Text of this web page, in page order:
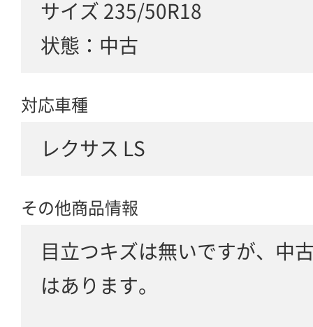
サイズ 235/50R18
状態：中古
対応車種
レクサス LS
その他商品情報
目立つキズは無いですが、中
はあります。